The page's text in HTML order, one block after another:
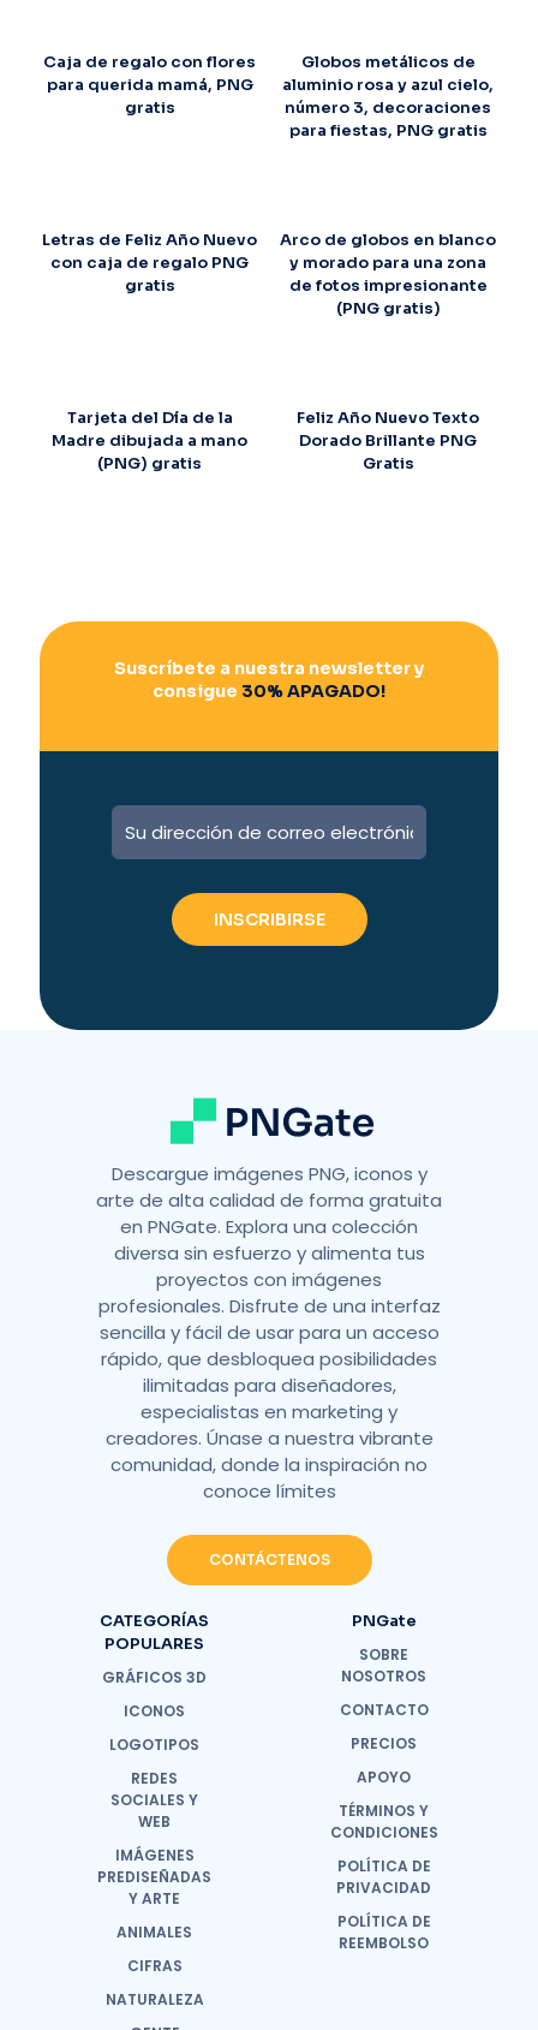
Caja de regalo con flores
para querida mamá, PNG
gratis
Globos metálicos de
aluminio rosa y azul cielo,
número 3, decoraciones
para fiestas, PNG gratis
Letras de Feliz Año Nuevo
con caja de regalo PNG
gratis
Arco de globos en blanco
y morado para una zona
de fotos impresionante
(PNG gratis)
Tarjeta del Día de la
Madre dibujada a mano
(PNG) gratis
Feliz Año Nuevo Texto
Dorado Brillante PNG
Gratis
Suscríbete a nuestra newsletter y
consigue 30% APAGADO!
Descargue imágenes PNG, iconos y
arte de alta calidad de forma gratuita
en PNGate. Explora una colección
diversa sin esfuerzo y alimenta tus
proyectos con imágenes
profesionales. Disfrute de una interfaz
sencilla y fácil de usar para un acceso
rápido, que desbloquea posibilidades
ilimitadas para diseñadores,
especialistas en marketing y
creadores. Únase a nuestra vibrante
comunidad, donde la inspiración no
conoce límites
CONTÁCTENOS
CATEGORÍAS
POPULARES
GRÁFICOS 3D
ICONOS
LOGOTIPOS
REDES
SOCIALES Y
WEB
IMÁGENES
PREDISEÑADAS
Y ARTE
ANIMALES
CIFRAS
NATURALEZA
PNGate
SOBRE
NOSOTROS
CONTACTO
PRECIOS
APOYO
TÉRMINOS Y
CONDICIONES
POLÍTICA DE
PRIVACIDAD
POLÍTICA DE
REEMBOLSO